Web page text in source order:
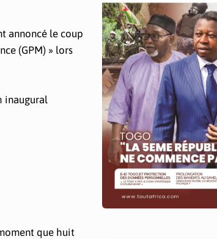
annoncé le coup
(GPM) » lors
inaugural
que huit